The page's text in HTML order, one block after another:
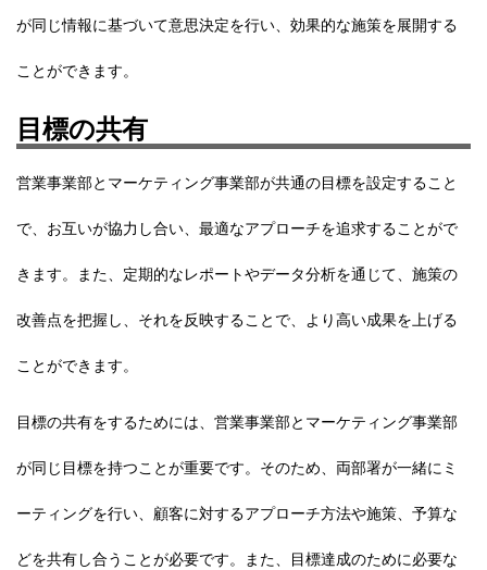
が同じ情報に基づいて意思決定を行い、効果的な施策を展開する
ことができます。
目標の共有
営業事業部とマーケティング事業部が共通の目標を設定すること
で、お互いが協力し合い、最適なアプローチを追求することがで
きます。また、定期的なレポートやデータ分析を通じて、施策の
改善点を把握し、それを反映することで、より高い成果を上げる
ことができます。
目標の共有をするためには、営業事業部とマーケティング事業部
が同じ目標を持つことが重要です。そのため、両部署が一緒にミ
ーティングを行い、顧客に対するアプローチ方法や施策、予算な
どを共有し合うことが必要です。また、目標達成のために必要な